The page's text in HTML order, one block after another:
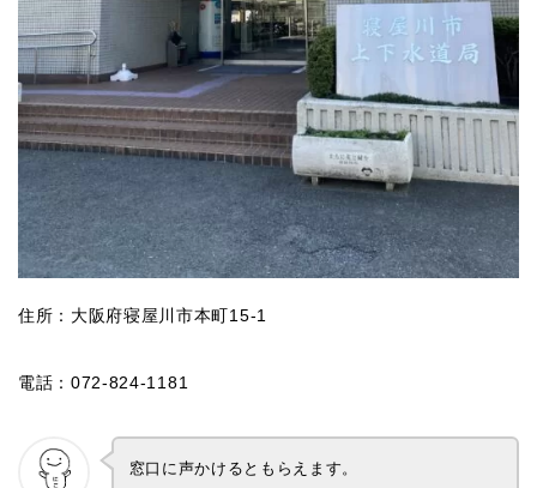
住所：大阪府寝屋川市本町15‐1
電話：072-824-1181
窓口に声かけるともらえます。